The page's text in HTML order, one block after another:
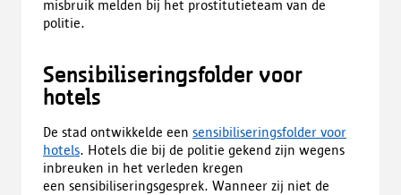
misbruik melden bij het prostitutieteam van de
politie.
Sensibiliseringsfolder voor
hotels
De stad ontwikkelde een sensibiliseringsfolder voor
hotels. Hotels die bij de politie gekend zijn wegens
inbreuken in het verleden kregen
een sensibiliseringsgesprek. Wanneer zij niet de